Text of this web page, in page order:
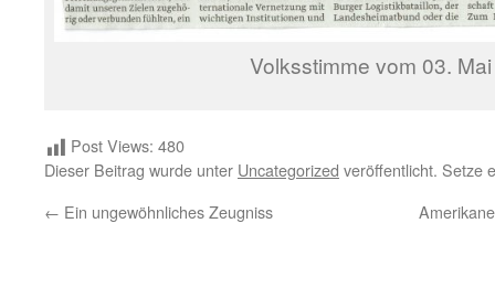
Volksstimme vom 03.
Post Views: 480
Dieser Beitrag wurde unter Uncategorized veröffentlicht. Setze
← Ein ungewöhnliches Zeugniss